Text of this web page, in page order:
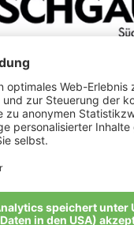
im Überblick